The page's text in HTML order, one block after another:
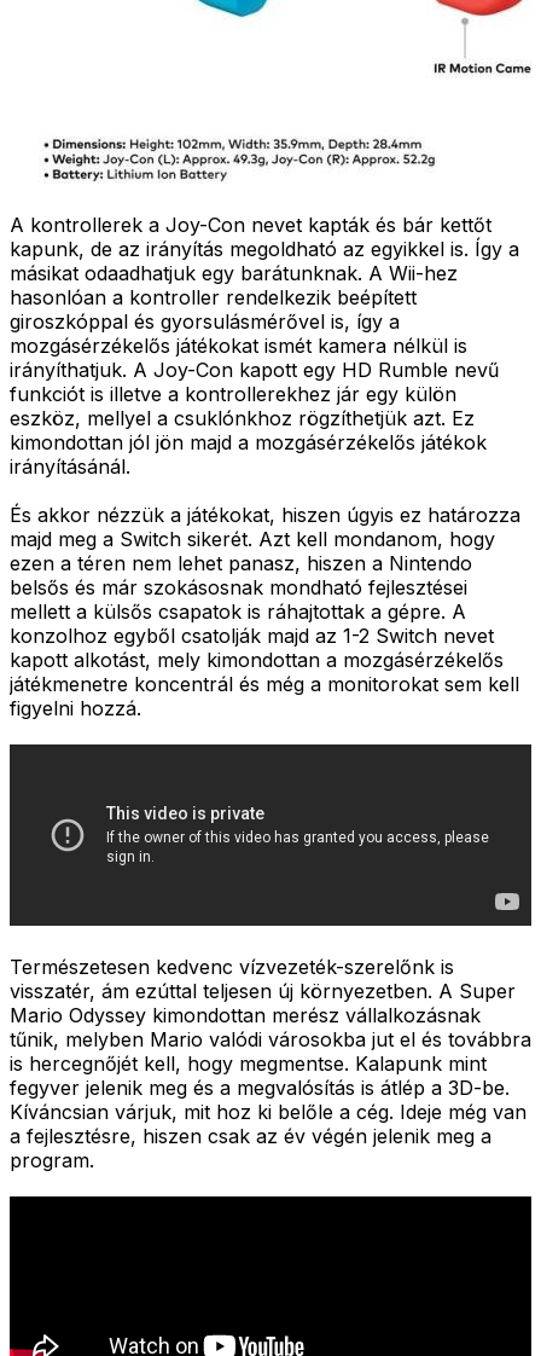
A kontrollerek a Joy-Con nevet kapták és bár kettőt
kapunk, de az irányítás megoldható az egyikkel is. Így a
másikat odaadhatjuk egy barátunknak. A Wii-hez
hasonlóan a kontroller rendelkezik beépített
giroszkóppal és gyorsulásmérővel is, így a
mozgásérzékelős játékokat ismét kamera nélkül is
irányíthatjuk. A Joy-Con kapott egy HD Rumble nevű
funkciót is illetve a kontrollerekhez jár egy külön
eszköz, mellyel a csuklónkhoz rögzíthetjük azt. Ez
kimondottan jól jön majd a mozgásérzékelős játékok
irányításánál.
És akkor nézzük a játékokat, hiszen úgyis ez határozza
majd meg a Switch sikerét. Azt kell mondanom, hogy
ezen a téren nem lehet panasz, hiszen a Nintendo
belsős és már szokásosnak mondható fejlesztései
mellett a külsős csapatok is ráhajtottak a gépre. A
konzolhoz egyből csatolják majd az 1-2 Switch nevet
kapott alkotást, mely kimondottan a mozgásérzékelős
játékmenetre koncentrál és még a monitorokat sem kell
figyelni hozzá.
Természetesen kedvenc vízvezeték-szerelőnk is
visszatér, ám ezúttal teljesen új környezetben. A Super
Mario Odyssey kimondottan merész vállalkozásnak
tűnik, melyben Mario valódi városokba jut el és továbbra
is hercegnőjét kell, hogy megmentse. Kalapunk mint
fegyver jelenik meg és a megvalósítás is átlép a 3D-be.
Kíváncsian várjuk, mit hoz ki belőle a cég. Ideje még van
a fejlesztésre, hiszen csak az év végén jelenik meg a
program.